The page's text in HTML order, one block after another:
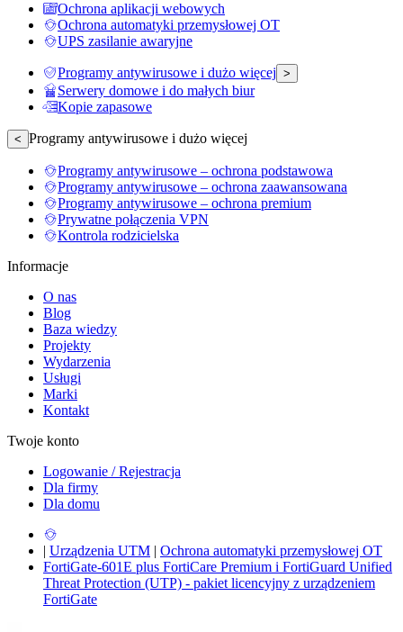
Ochrona aplikacji webowych
Ochrona automatyki przemysłowej OT
UPS zasilanie awaryjne
Programy antywirusowe i dużo więcej >
Serwery domowe i do małych biur
Kopie zapasowe
< Programy antywirusowe i dużo więcej
Programy antywirusowe – ochrona podstawowa
Programy antywirusowe – ochrona zaawansowana
Programy antywirusowe – ochrona premium
Prywatne połączenia VPN
Kontrola rodzicielska
Informacje
O nas
Blog
Baza wiedzy
Projekty
Wydarzenia
Usługi
Marki
Kontakt
Twoje konto
Logowanie / Rejestracja
Dla firmy
Dla domu
| Urządzenia UTM | Ochrona automatyki przemysłowej OT
FortiGate-601E plus FortiCare Premium i FortiGuard Unified
Threat Protection (UTP) - pakiet licencyjny z urządzeniem
FortiGate